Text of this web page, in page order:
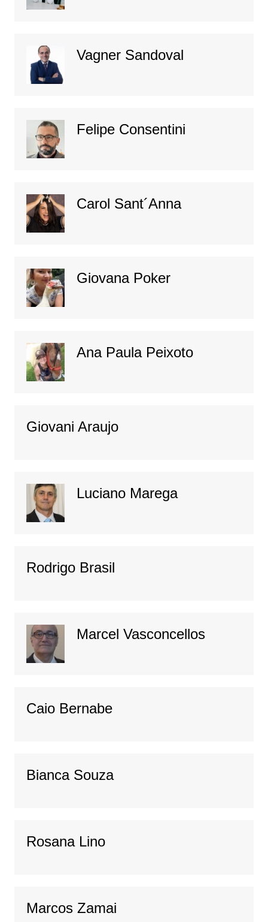
Vagner Sandoval
Felipe Consentini
Carol Sant´Anna
Giovana Poker
Ana Paula Peixoto
Giovani Araujo
Luciano Marega
Rodrigo Brasil
Marcel Vasconcellos
Caio Bernabe
Bianca Souza
Rosana Lino
Marcos Zamai